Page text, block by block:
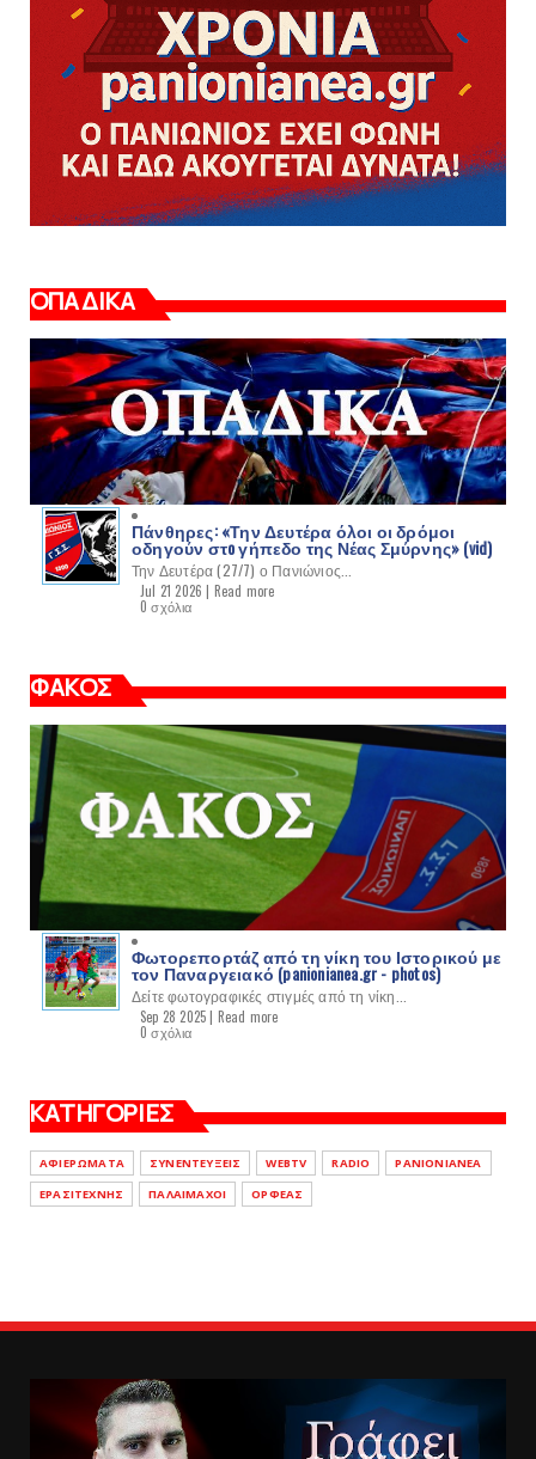
ΟΠΑΔΙΚΑ
Πάνθηρες: «Την Δευτέρα όλοι οι δρόμοι
οδηγούν στo γήπεδο της Νέας Σμύρνης» (vid)
Την Δευτέρα (27/7) ο Πανιώνιος...
Jul 21 2026 | Read more
0 σχόλια
ΦΑΚΟΣ
Φωτορεπορτάζ από τη νίκη του Ιστορικού με
τον Παναργειακό (panionianea.gr - photos)
Δείτε φωτογραφικές στιγμές από τη νίκη...
Sep 28 2025 | Read more
0 σχόλια
ΚΑΤΗΓΟΡΙΕΣ
ΑΦΙΕΡΩΜΑΤΑ ΣΥΝΕΝΤΕΥΞΕΙΣ WEBTV RADIO
PANIONIANEA
ΕΡΑΣΙΤΕΧΝΗΣ
ΠΑΛΑΙΜΑΧΟΙ ΟΡΦΕΑΣ